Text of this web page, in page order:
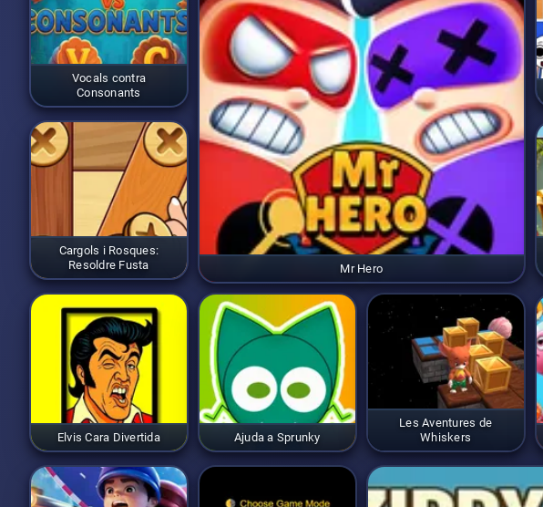
Vocals contra
Consonants
Mr Hero
Cargols i Rosques:
Resoldre Fusta
Elvis Cara Divertida Ajuda a Sprunky
Les Aventures de
Whiskers